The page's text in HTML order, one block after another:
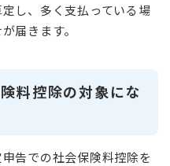
し、多く支払っている場
届きます。
料控除の対象にな
告での社会保険料控除を